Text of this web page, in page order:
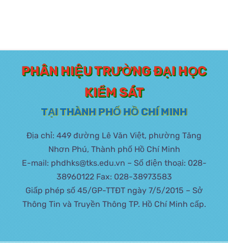
PHÂN HIỆU TRƯỜNG ĐẠI HỌC
KIỂM SÁT
TẠI THÀNH PHỐ HỒ CHÍ MINH
Địa chỉ: 449 đường Lê Văn Việt, phường Tăng
Nhơn Phú, Thành phố Hồ Chí Minh
E-mail: phdhks@tks.edu.vn – Số điện thoại: 028-
38960122 Fax: 028-38973583
Giấp phép số 45/GP-TTĐT ngày 7/5/2015 – Sở
Thông Tin và Truyền Thông TP. Hồ Chí Minh cấp.